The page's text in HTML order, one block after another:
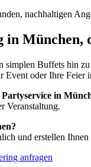
nachhaltigen
München,
Buffets hin
Event oder Ihre Feier
in
Veranstaltung.
und erstellen
anfragen